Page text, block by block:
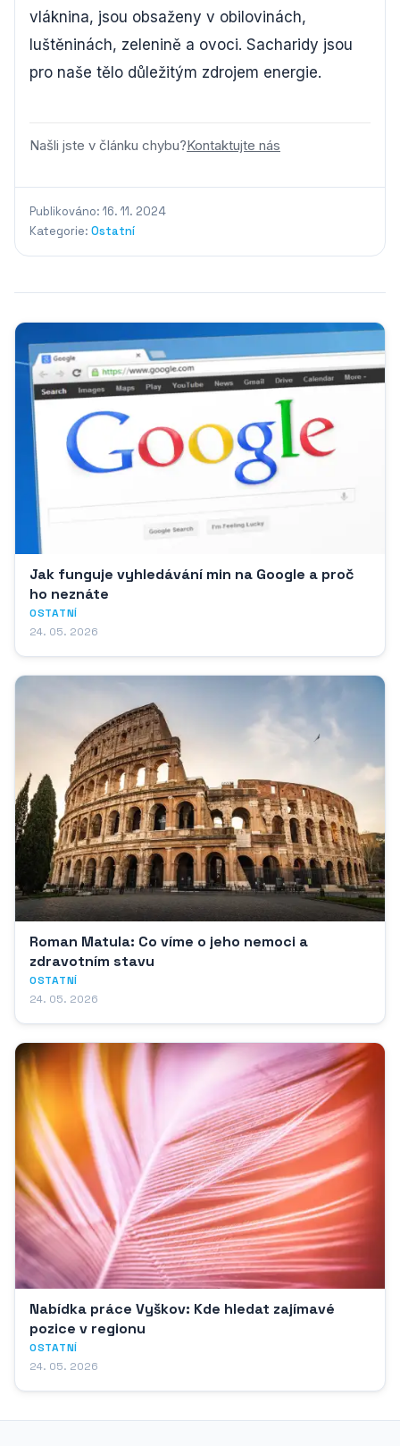
vláknina, jsou obsaženy v obilovinách,
luštěninách, zelenině a ovoci. Sacharidy jsou
pro naše tělo důležitým zdrojem energie.
Našli jste v článku chybu? Kontaktujte nás
Publikováno: 16. 11. 2024
Kategorie: Ostatní
Jak funguje vyhledávání min na Google a proč
ho neznáte
OSTATNÍ
24. 05. 2026
Roman Matula: Co víme o jeho nemoci a
zdravotním stavu
OSTATNÍ
24. 05. 2026
Nabídka práce Vyškov: Kde hledat zajímavé
pozice v regionu
OSTATNÍ
24. 05. 2026